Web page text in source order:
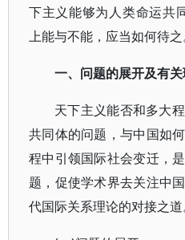
下主义能够为人类命运共
上能与不能，应当如何待之
一、问题的展开及有
天下主义能否和多大
共同体的问题，与中国如
程中引领国际社会变迁，
题，促使学术界去关注中
代国际关系理论的对接之道